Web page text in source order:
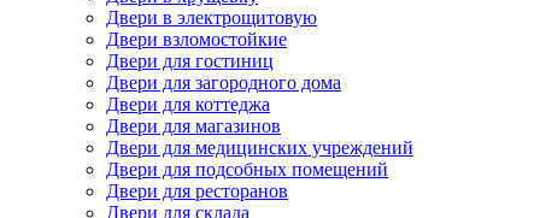
Двери в электрощитовую
Двери взломостойкие
Двери для гостиниц
Двери для загородного дома
Двери для коттеджа
Двери для магазинов
Двери для медицинских учреждений
Двери для подсобных помещений
Двери для ресторанов
Двери для склада